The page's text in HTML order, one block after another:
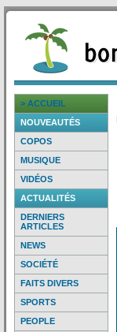
> ACCUEIL
NOUVEAUTÉS
COPOS
MUSIQUE
VIDÉOS
ACTUALITÉS
DERNIERS
ARTICLES
NEWS
SOCIÉTÉ
FAITS DIVERS
SPORTS
PEOPLE